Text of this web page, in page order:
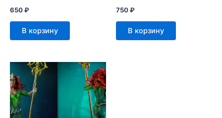
650₽
В корзину
750₽
В корзину